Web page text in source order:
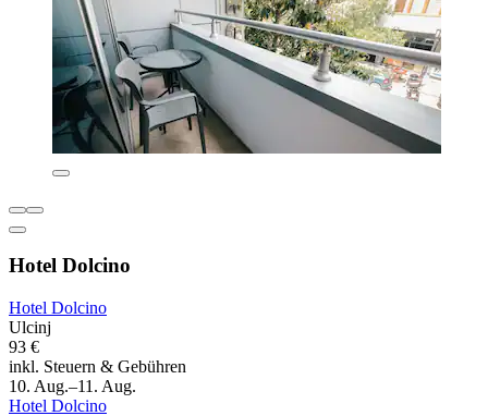
Hotel Dolcino
Hotel Dolcino
Ulcinj
93 €
inkl. Steuern & Gebühren
10. Aug.–11. Aug.
Hotel Dolcino